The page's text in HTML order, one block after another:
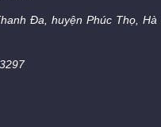
Đa, huyện Phúc Thọ, Hà